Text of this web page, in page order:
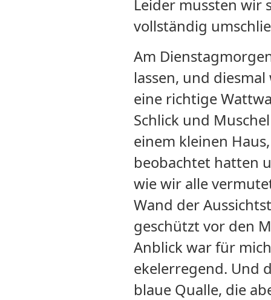
Leider mussten wir
vollständig
Am
lassen, und
eine richtige
Schlick und
einem kleinen
beobachtet hatten
wie wir alle
Wand der
geschützt vor den
Anblick war für
ekelerregend. Und
blaue Qualle, die